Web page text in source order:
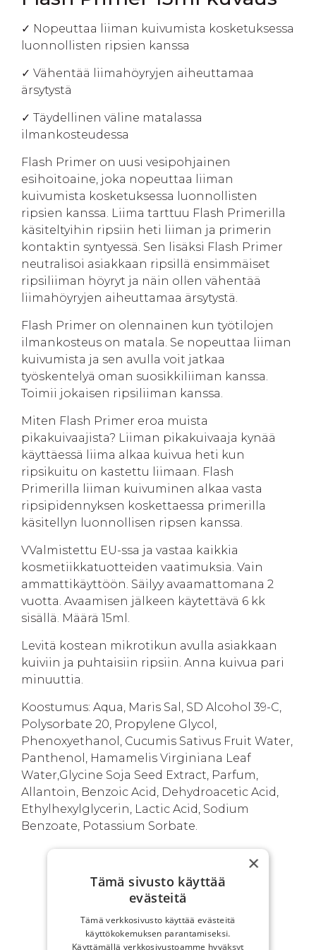
✓ Nopeuttaa liiman kuivumista kosketuksessa
luonnollisten ripsien kanssa
✓ Vähentää liimahöyryjen aiheuttamaa
ärsytystä
✓ Täydellinen väline matalassa
ilmankosteudessa
Flash Primer on uusi vesipohjainen
esihoitoaine, joka nopeuttaa liiman
kuivumista kosketuksessa luonnollisten
ripsien kanssa. Liima tarttuu Flash Primerilla
käsiteltyihin ripsiin heti liiman ja primerin
kontaktin syntyessä. Sen lisäksi Flash Primer
neutralisoi asiakkaan ripsillä ensimmäiset
ripsiliiman höyryt ja näin ollen vähentää
liimahöyryjen aiheuttamaa ärsytystä.
Flash Primer on olennainen kun työtilojen
ilmankosteus on matala. Se nopeuttaa liiman
kuivumista ja sen avulla voit jatkaa
työskentelyä oman suosikkiliiman kanssa.
Toimii jokaisen ripsiliiman kanssa.
Miten Flash Primer eroa muista
pikakuivaajista? Liiman pikakuivaaja kynää
käyttäessä liima alkaa kuivua heti kun
ripsikuitu on kastettu liimaan. Flash
Primerilla liiman kuivuminen alkaa vasta
ripsipidennyksen koskettaessa primerilla
käsitellyn luonnollisen ripsen kanssa.
VValmistettu EU-ssa ja vastaa kaikkia
kosmetiikkatuotteiden vaatimuksia. Vain
ammattikäyttöön. Säilyy avaamattomana 2
vuotta. Avaamisen jälkeen käytettävä 6 kk
sisällä. Määrä 15ml.
Levitä kostean mikrotikun avulla asiakkaan
kuiviin ja puhtaisiin ripsiin. Anna kuivua pari
minuuttia.
Koostumus: Aqua, Maris Sal, SD Alcohol 39-C,
Polysorbate 20, Propylene Glycol,
Phenoxyethanol, Cucumis Sativus Fruit Water,
Panthenol, Hamamelis Virginiana Leaf
Water,Glycine Soja Seed Extract, Parfum,
Allantoin, Benzoic Acid, Dehydroacetic Acid,
Ethylhexylglycerin, Lactic Acid, Sodium
Benzoate, Potassium Sorbate.
SINUN EDUT
×
Tämä sivusto käyttää
evästeitä
Tämä verkkosivusto käyttää evästeitä
käyttökokemuksen parantamiseksi.
Käyttämällä verkkosivustoamme hyväksyt